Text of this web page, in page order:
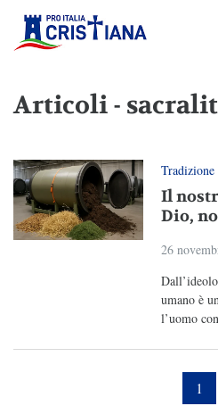
Articoli -
Tradizione
Il
Dio,
26
umano è
l’uomo
1